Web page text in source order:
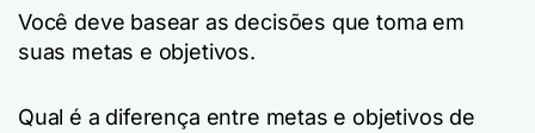
Você deve basear as decisões que toma em
suas metas e objetivos.
Qual é a diferença entre metas e objetivos de